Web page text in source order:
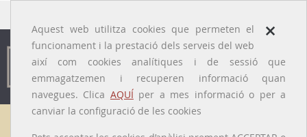
×
Aquest web utilitza cookies que permeten el
funcionament i la prestació dels serveis del web
així com cookies analítiques i de sessió que
emmagatzemen i recuperen informació quan
navegues. Clica AQUÍper a mes informació o per a
canviar la configuració de les cookies
Galeria de metges